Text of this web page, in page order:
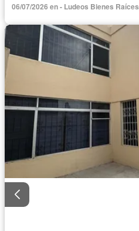
06/07/2026 en - Ludeos Bienes Raíces